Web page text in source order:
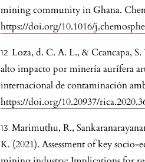
mining community in Ghana.
https://doi.org/10.1016/
Loza, d. C. A. L., & Ccancapa,
alto impacto por minería aurífera
internacional de contaminación
https://doi.org/10.20937/
Marimuthu, R.,
K. (2021). Assessment of key